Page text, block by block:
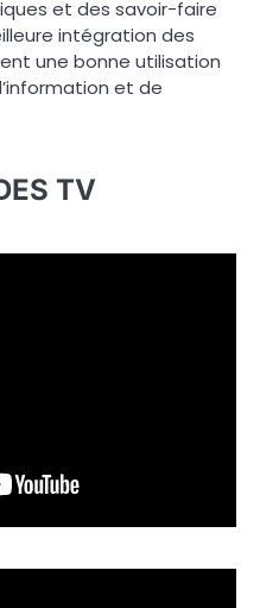
et des savoir-faire
intégration des
une bonne utilisation
et de
TV